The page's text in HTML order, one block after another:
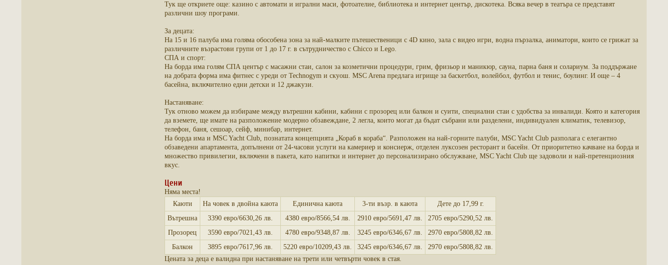
Тук ще откриете още: казино с автомати и игрални маси, фотоателие, библиотека и интернет център, дискотека. Всяка вечер в театъра се представят
различни шоу програми.
За децата:
На 15 и 16 палуба има голяма обособена зона за най-малките пътешественици с 4D кино, зала с видео игри, водна пързалка, аниматори, които се грижат за
различните възрастови групи от 1 до 17 г. в сътрудничество с Chicco и Lego.
СПА и спорт:
На борда има голям СПА център с масажни стаи, салон за козметични процедури, грим, фризьор и маникюр, сауна, парна баня и солариум. За поддържане
на добрата форма има фитнес с уреди от Technogym и скуош. MSC Arena предлага игрище за баскетбол, волейбол, футбол и тенис, боулинг. И още – 4
басейна, включително едни детски и 12 джакузи.
Настаняване:
Тук отново можем да избираме между вътрешни кабини, кабини с прозорец или балкон и суити, специални стаи с удобства за инвалиди. Която и категория
да вземете, ще имате на разположение модерно обзавеждане, 2 легла, които могат да бъдат събрани или разделени, индивидуален климатик, телевизор,
телефон, баня, сешоар, сейф, минибар, интернет.
На борда има и MSC Yacht Club, познатата концепцията „Кораб в кораба“. Разположен на най-горните палуби, MSC Yacht Club разполага с елегантно
обзаведени апартамента, допълнени от 24-часови услуги на камериер и консиерж, отделен луксозен ресторант и басейн. От приоритетно качване на борда и
множество привилегии, включени в пакета, като напитки и интернет до персонализирано обслужване, MSC Yacht Club ще задоволи и най-претенциозния
вкус.
Цени
Няма места!
Каюти
На човек в двойна каюта Единична каюта 3-ти възр. в каюта
Дете до 17,99 г.
Вътрешна
3390 евро/6630,26 лв. 4380 евро/8566,54 лв. 2910 евро/5691,47 лв.
2705 евро/5290,52 лв.
Прозорец
3590 евро/7021,43 лв. 4780 евро/9348,87 лв. 3245 евро/6346,67 лв.
2970 евро/5808,82 лв.
Балкон
3895 евро/7617,96 лв. 5220 евро/10209,43 лв. 3245 евро/6346,67 лв.
2970 евро/5808,82 лв.
Цената за деца е валидна при настаняване на трети или четвърти човек в стая.